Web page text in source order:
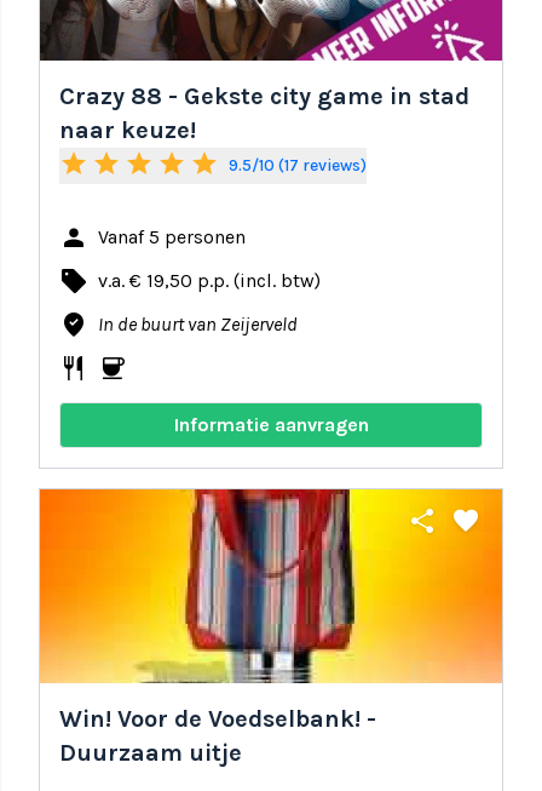
Crazy 88 - Gekste city game in stad
naar keuze!
star star star star star 9.5/10 (17 reviews)
person Vanaf 5 personen
local_offer v.a. € 19,50 p.p. (incl. btw)
where_to_vote In de buurt van Zeijerveld
restaurant coffee
Informatie aanvragen
share favorite
Win! Voor de Voedselbank! -
Duurzaam uitje